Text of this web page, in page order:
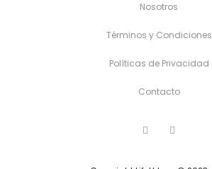
Nosotros
Términos y Condiciones
Políticas de Privacidad
Contacto